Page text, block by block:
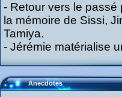
- Retour vers le passé
la mémoire de Sissi,
Tamiya.
- Jérémie matérialise
Anecdotes